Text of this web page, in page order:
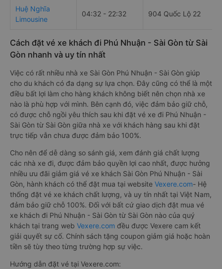
Huệ Nghĩa
Limousine
04:32 - 22:32 904 Quốc Lộ 22
Cách đặt vé xe khách đi Phú Nhuận - Sài Gòn từ Sài
Gòn nhanh và uy tín nhất
Việc có rất nhiều nhà xe Sài Gòn Phú Nhuận - Sài Gòn giúp
cho du khách có đa dạng sự lựa chọn. Đây cũng có thể là một
điều bất lợi làm cho hàng khách không biết nên chọn nhà xe
nào là phù hợp với mình. Bên cạnh đó, việc đảm bảo giữ chỗ,
có được chỗ ngồi yêu thích sau khi đặt vé xe đi Phú Nhuận -
Sài Gòn từ Sài Gòn giữa nhà xe với khách hàng sau khi đặt
trực tiếp vẫn chưa được đảm bảo 100%.
Cho nên để dễ dàng so sánh giá, xem đánh giá chất lượng
các nhà xe đi, được đảm bảo quyền lợi cao nhất, được hưởng
nhiều ưu đãi giảm giá vé xe khách Sài Gòn Phú Nhuận - Sài
Gòn, hành khách có thể đặt mua tại website Vexere.com- Hệ
thống đặt vé xe khách chất lượng, và uy tín nhất tại Việt Nam,
đảm bảo giữ chỗ 100%. Đối với bất cứ giao dịch đặt mua vé
xe khách đi Phú Nhuận - Sài Gòn từ Sài Gòn nào của quý
khách tại trang web Vexere.com đều được Vexere cam kết
giải quyết sự cố. Chính sách tặng coupon giảm giá hoặc hoàn
tiền sẽ tùy theo từng trường hợp sự việc.
Hướng dẫn đặt vé tại Vexere.com: